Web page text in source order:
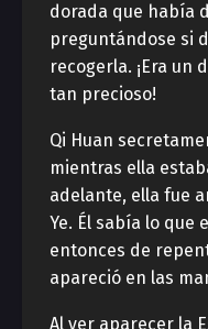
dorada que había
preguntándose si
recogerla. ¡Era un
tan precioso!
Qi Huan
mientras ella
adelante, ella fue
Ye. Él sabía lo que
entonces de
apareció en las
Al ver aparecer la